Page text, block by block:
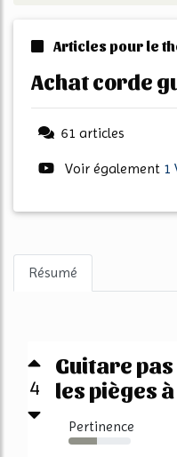
Articles pour le
achat corde
61 articles
Voir également 1
Résumé
4
Guitare
les pièges
Pertinence
45%